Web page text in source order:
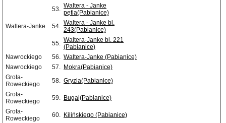
53. Waltera - Janke
pętla(Pabianice)
Waltera-Janke
54. Waltera - Janke bl.
243(Pabianice)
55. Waltera-Janke bl. 221
(Pabianice)
Nawrockiego
56. Waltera-Janke (Pabianice)
Nawrockiego
57. Mokra(Pabianice)
Grota-
Roweckiego
58. Gryzla(Pabianice)
Grota-
Roweckiego
59. Bugaj(Pabianice)
Grota-
Roweckiego
60. Kilińskiego (Pabianice)